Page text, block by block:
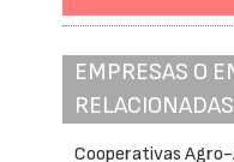
EMPRESAS O
RELACIONADAS
Cooperativas